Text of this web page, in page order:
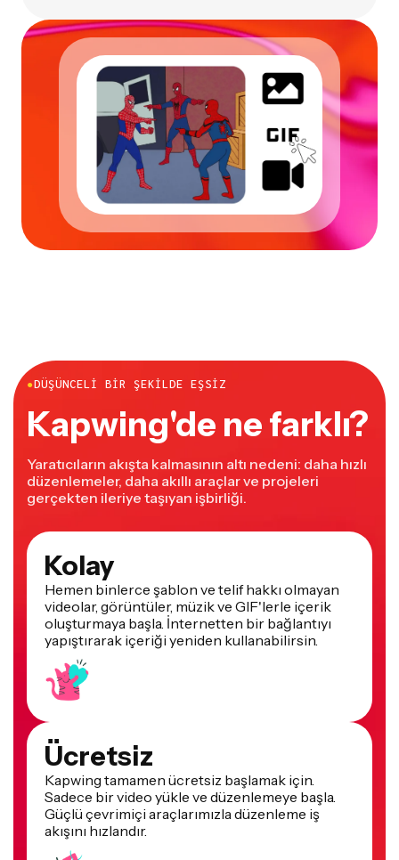
●DÜŞÜNCELI BIR ŞEKILDE EŞSIZ
Kapwing'de ne farklı?
Yaratıcıların akışta kalmasının altı nedeni: daha hızlı
düzenlemeler, daha akıllı araçlar ve projeleri
gerçekten ileriye taşıyan işbirliği.
Kolay
Hemen binlerce şablon ve telif hakkı olmayan
videolar, görüntüler, müzik ve GIF'lerle içerik
oluşturmaya başla. İnternetten bir bağlantıyı
yapıştırarak içeriği yeniden kullanabilirsin.
Ücretsiz
Kapwing tamamen ücretsiz başlamak için.
Sadece bir video yükle ve düzenlemeye başla.
Güçlü çevrimiçi araçlarımızla düzenleme iş
akışını hızlandır.